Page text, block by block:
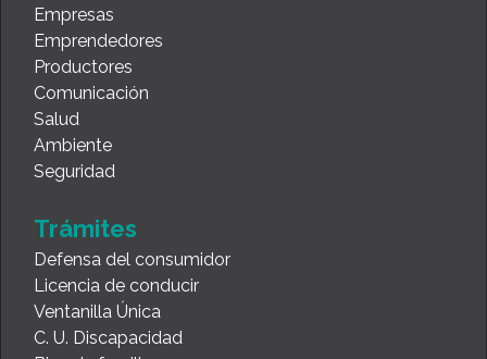
Empresas
Emprendedores
Productores
Comunicación
Salud
Ambiente
Seguridad
Trámites
Defensa del consumidor
Licencia de conducir
Ventanilla Única
C. U. Discapacidad